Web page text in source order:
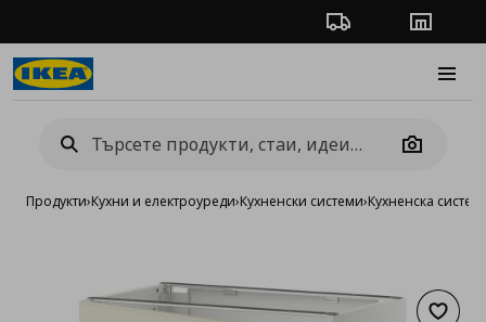
Проследяване на
Camera
Продукти›Кухни и електроуреди›Кухненски системи›Кухненска